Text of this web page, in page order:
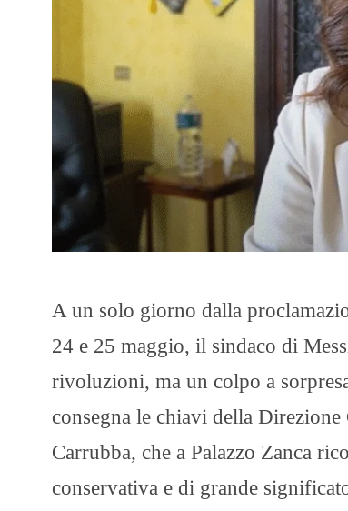
A un solo giorno dalla
24 e 25 maggio, il sindaco di
rivoluzioni, ma un colpo a
consegna le chiavi della Direzione
Carrubba, che a Palazzo Zanca
conservativa e di grande